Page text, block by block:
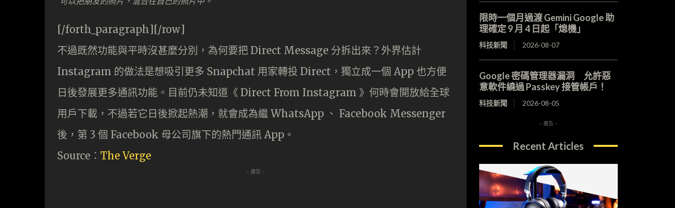
[/forth_paragraph][/row]
不過既然功能與平時沒甚麼分別，為何要把 Direct Message 分拆出來？外界估計
Instagram 的做法是想吸引更多 Snapchat 用家轉投 Direct，獨立成一個 App 也方便
日後發展更多通訊功能。目前仍未知道《 Direct From Instagram 》何時會開放給全球
用戶下載，不過若它日後掀起熱潮，就會成為繼 WhatsApp 、 Facebook Messenger
後，第 3 個 Facebook 母公司旗下的熱門通訊 App。
Source： The Verge
- 廣告 -
限時一個月過渡 Gemini Google 助
理確定 9 月 4 日起「熄機」
科技新聞 2026-08-07
Google 密碼管理器漏洞 允許惡
意軟件繞過 Passkey 接管帳戶！
科技新聞 2026-08-05
- 廣告 -
Recent Articles